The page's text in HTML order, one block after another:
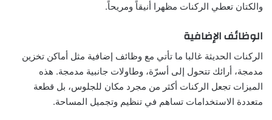
والكتان تعطي الركنات مظهرا أنيقاً ومريحاً.
الوظائف الإضافية
الركنات الحديثة غالبا ما تأتي مع وظائف إضافية مثل أماكن تخزين
مدمجة، أرائك تتحول إلى أسرّة، وطاولات جانبية مدمجة. هذه
الميزات تجعل الركنات أكثر من مجرد مكان للجلوس، بل قطعة
متعددة الاستخدامات تساهم في تنظيم وتجميل المساحة.